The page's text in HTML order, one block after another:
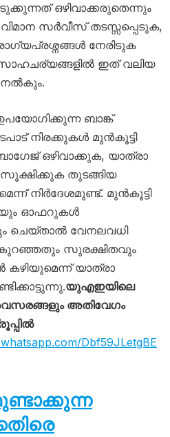
ഒഴിവാക്കരുതെന്നും
വിമാന സർവീസ് തടസ്സപ്പെടുക,
നേരിടുക
ഇത് വലിയ
നൽകും.
ബാങ്ക്
നിരക്കുകൾ മുൻകൂട്ടി
ഒഴിവാക്കുക, യാത്രാ
തുടങ്ങിയ
നിർദേശമുണ്ട്. മുൻകൂട്ടി
ഓഫറുകൾ
ചെയ്താൽ വേനലവധി
സുരക്ഷിതവും
യാത്രാ
യുഎഇയിലെ
അതിവേഗം
Dbf59JLetgBE